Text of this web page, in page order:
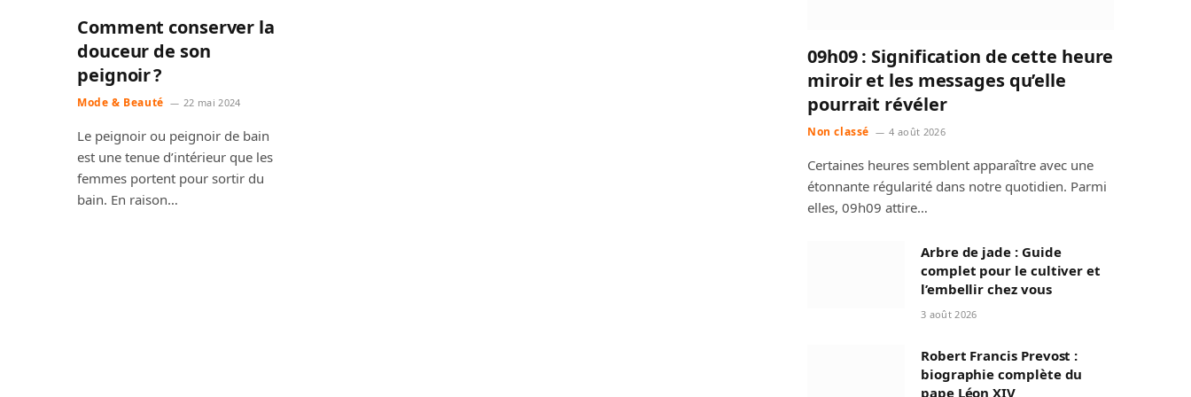
Comment conserver la
douceur de son
peignoir ?
Mode & Beauté 22 mai 2024
Le peignoir ou peignoir de bain
est une tenue d’intérieur que les
femmes portent pour sortir du
bain. En raison…
09h09 : Signification de cette heure
miroir et les messages qu’elle
pourrait révéler
Non classé 4 août 2026
Certaines heures semblent apparaître avec une
étonnante régularité dans notre quotidien. Parmi
elles, 09h09 attire…
Arbre de jade : Guide
complet pour le cultiver et
l’embellir chez vous
3 août 2026
Robert Francis Prevost :
biographie complète du
pape Léon XIV